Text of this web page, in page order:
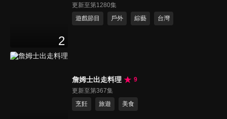
2
更新至第1280集
遊戲節目
戶外 綜藝 台灣
詹姆士出走料理
9
更新至第367集
烹飪
旅遊 美食